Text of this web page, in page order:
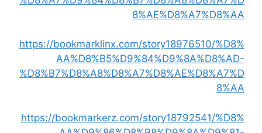
8%AE%D8%A7%D8%AA
https://bookmarklinx.com/story18976510/%D8%
AA%D8%B5%D9%84%D9%8A%D8%AD-
%D8%B7%D8%A8%D8%A7%D8%AE%D8%A7%D
8%AA
https://bookmarkerz.com/story18792541/%D8%